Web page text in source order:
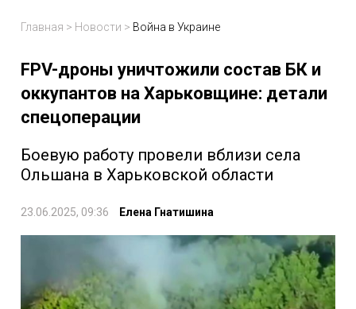
Главная > Новости > Война в Украине
FPV-дроны уничтожили состав БК и
оккупантов на Харьковщине: детали
спецоперации
Боевую работу провели вблизи села
Ольшана в Харьковской области
23.06.2025, 09:36 Елена Гнатишина